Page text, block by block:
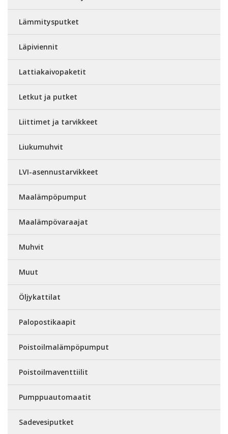
Lämmitysputket
Läpiviennit
Lattiakaivopaketit
Letkut ja putket
Liittimet ja tarvikkeet
Liukumuhvit
LVI-asennustarvikkeet
Maalämpöpumput
Maalämpövaraajat
Muhvit
Muut
Öljykattilat
Palopostikaapit
Poistoilmalämpöpumput
Poistoilmaventtiilit
Pumppuautomaatit
Sadevesiputket